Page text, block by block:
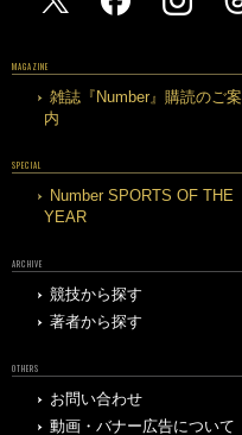
MAGAZINE
雑誌『Number』購読のご案
内
SPECIAL
Number SPORTS OF THE
YEAR
ARCHIVE
競技から探す
著者から探す
OTHERS
お問い合わせ
動画・バナー広告について